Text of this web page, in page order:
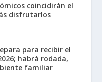
coincidirán el
disfrutarlos
para recibir el
habrá rodada,
familiar